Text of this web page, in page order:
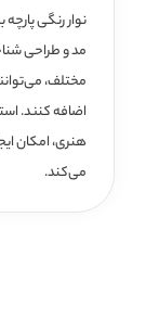
نوار رنگی
مد و طراحی
مختلف،
اضافه کنند.
هنری، امکان
می‌کند.